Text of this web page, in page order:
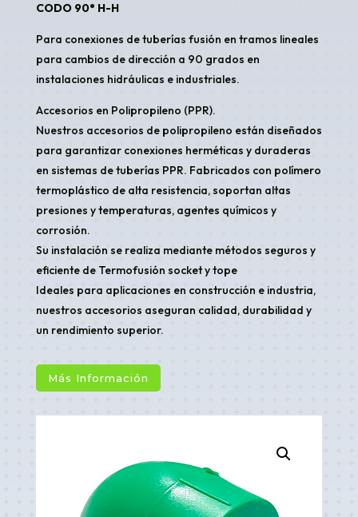
CODO 90° H-H
Para conexiones de tuberías fusión en tramos lineales
para cambios de dirección a 90 grados en
instalaciones hidráulicas e industriales.
Accesorios en Polipropileno (PPR).
Nuestros accesorios de polipropileno están diseñados
para garantizar conexiones herméticas y duraderas
en sistemas de tuberías PPR. Fabricados con polímero
termoplástico de alta resistencia, soportan altas
presiones y temperaturas, agentes químicos y
corrosión.
Su instalación se realiza mediante métodos seguros y
eficiente de Termofusión socket y tope
Ideales para aplicaciones en construcción e industria,
nuestros accesorios aseguran calidad, durabilidad y
un rendimiento superior.
Más Información